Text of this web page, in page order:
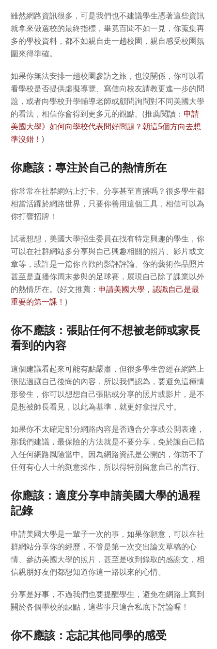
雖然網路資訊很多，可是我們也不建議學生憑著這些資訊
就拿來做選校的最終指標，畢竟百聞不如一見，你蒐集再
多的學校資料，都不如親自走一趟校園，親自感受校園氛
圍來得準確。
如果你無法安排一趟校園參訪之旅，也沒關係，你可以看
看學校是否提供虛擬導覽、寫信向校友請教更進一步的問
題，或者向學校升學輔導老師或顧問詢問對不同美國大學
的看法，相信你會得到更多元的觀點。(推薦閱讀： 申請
美國大學》如何向學校代表問好問題？朝這5個方向去想
準沒錯！)
你應該：專注於自己的熱情所在
你常常在社群網站上打卡、分享甚至直播嗎？很多學生都
相當活躍於網路世界，只要你善用這個工具，相信可以為
你打響招牌！
試著想想，美國大學招生委員在找有特定興趣的學生，你
可以在社群網站多分享與自己興趣相關的照片、影片或文
章等，或許是一篇你喜歡的影評評論、你的藝術作品照片
甚至是直播你周末參與的足球賽，展現自己除了課業以外
的熱情所在。(好文推薦： 申請美國大學，認識自己是最
重要的第一課！)
你不應該：張貼任何不想被老師或家長
看到的內容
這個建議看起來可能有點嚴肅，但很多學生曾經在網路上
張貼過讓自己後悔的內容，所以我們認為，要避免這種情
形發生，你可以想想自己張貼或分享的照片或影片，是不
是想被師長看見，以此為基準，就更好拿捏尺寸。
如果你不太確定部分網路內容是否適合分享或公開表達，
那我們建議，最保險的方法就是不要分享，免於讓自己陷
入任何網路風險當中。因為網路資訊是公開的，你防不了
任何有心人士的刻意操作，所以得特別留意自己的言行。
你應該：適度分享申請美國大學的過程
記錄
申請美國大學是一輩子一次的事，如果你願意，可以在社
群網站分享你的經歷，不管是第一次交出論文草稿的心
情、參訪美國大學的照片，甚至是收到錄取的感謝文，相
信親朋好友們都想知道你這一路以來的心情。
分享是好事，不過我們也要提醒學生，避免在網路上寫到
關於各個學校的缺點，這些事只適合私底下討論喔！
你不應該：忘記其他同學的感受